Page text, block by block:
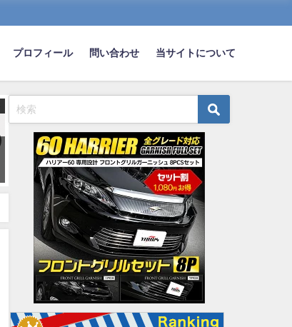
プロフィール 問い合わせ 当サイトについて
俺（31歳独身彼女なし車なし社
畜サラリーマン）←こいつにか
けてあげたい言葉は？
2023-07-02
【日産】「キックス」がマ
ーチェンジ 待望の4WDモ
登場
2022-07-20